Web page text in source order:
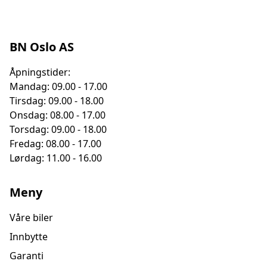
- Registreringsnummer
- Relevant utstyr/utstyrsgrad/andre
opplysninger/skader osv.
- Send gjerne bilde av bilen inn- og utvendig om du har.
Dette gir oss muligheten til å gi deg raskere og mer
nøyaktig innbyttepris/mellomlegg
-------------------
Åpningstider sommer 2026:
BN Oslo AS
Åpningstider:
Mandag: 09.00 - 17.00
Tirsdag: 09.00 - 18.00
Onsdag: 08.00 - 17.00
Torsdag: 09.00 - 18.00
Fredag: 08.00 - 17.00
Lørdag: 11.00 - 16.00
Meny
Våre biler
Innbytte
Garanti